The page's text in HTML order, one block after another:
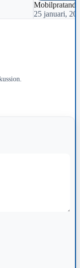
25 januari,